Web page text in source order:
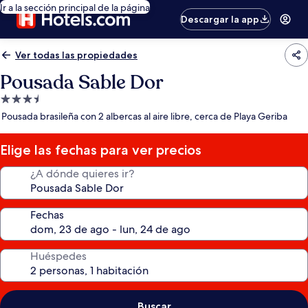
Ir a la sección principal de la página
Descargar la app
Ver todas las propiedades
Pousada Sable Dor
Propiedad
de
estrellas
Pousada brasileña con 2 albercas al aire libre, cerca de Playa Geriba
Elige las fechas para ver precios
¿A dónde quieres ir?
Fechas
Huéspedes